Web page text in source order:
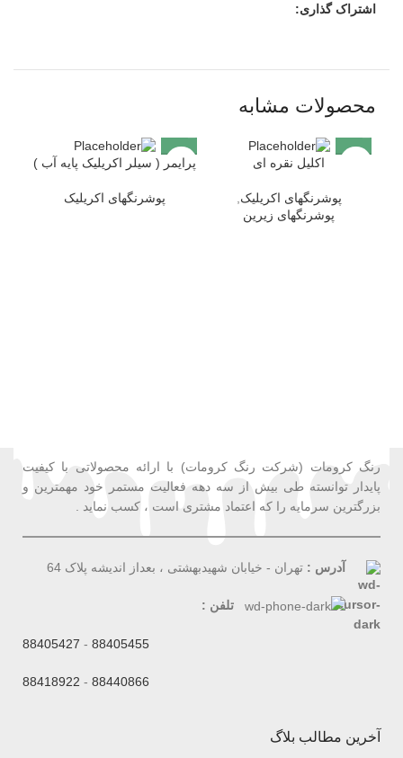
اشتراک گذاری:
محصولات مشابه
اکلیل نقره ای
پوشرنگهای اکریلیک,
پوشرنگهای زیرین
پرایمر ( سیلر اکریلیک پایه آب )
پوشرنگهای اکریلیک
رنگ کرومات (شرکت رنگ کرومات) با ارائه محصولاتی با کیفیت
پایدار توانسته طی بیش از سه دهه فعالیت مستمر خود مهمترین و
بزرگترین سرمایه را که اعتماد مشتری است ، کسب نماید .
آدرس : تهران - خیابان شهیدبهشتی ، بعداز اندیشه پلاک 64
تلفن :
88405455
-
88405427
88440866
-
88418922
آخرین مطالب بلاگ